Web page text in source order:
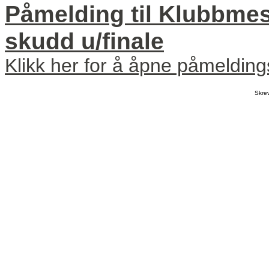
Påmelding til
skudd u/finale
Klikk her for å åpne